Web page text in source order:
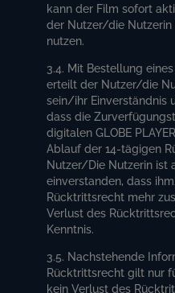
kann der Film sofort
der Nutzer/die Nutzerin
nutzen.
3.4. Mit Bestellung
erteilt der Nutzer/die
sein/ihr Einverständnis
dass die
digitalen GLOBE
Ablauf der 14-tägigen
Nutzer/Die Nutzerin ist
einverstanden, dass
Rücktrittsrecht mehr
Verlust des
Kenntnis.
3.5. Nachstehende
Rücktrittsrecht gilt nur
kein Verlust des